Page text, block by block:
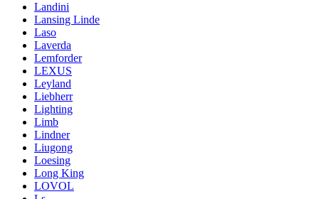
Landini
Lansing Linde
Laso
Laverda
Lemforder
LEXUS
Leyland
Liebherr
Lighting
Limb
Lindner
Liugong
Loesing
Long King
LOVOL